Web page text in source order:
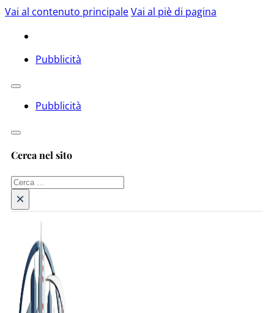
Vai al contenuto principaleVai al piè di pagina
Pubblicità
Pubblicità
Cerca nel sito
Cerca
×